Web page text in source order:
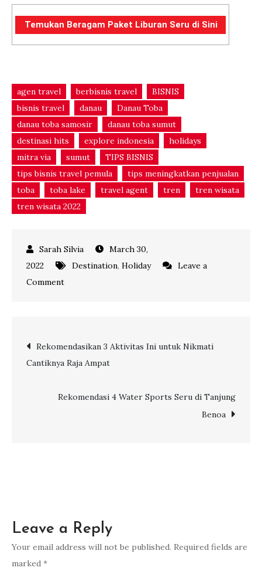
Temukan Beragam Paket Liburan Seru di Sini
agen travel berbisnis travel
BISNIS
bisnis travel
danau
Danau Toba
danau toba samosir
danau toba sumut
destinasi hits
explore indonesia
holidays
mitra via
sumut
TIPS BISNIS
tips bisnis travel pemula
tips meningkatkan penjualan
toba
toba lake travel agent tren
tren wisata
tren wisata 2022
March 30,
2022
Destination, Holiday
Leave a
Commenton
Menikmati
Eksotisme
Toba
Post
navigation
Rekomendasikan 3 Aktivitas Ini untuk Nikmati
Cantiknya Raja Ampat
Rekomendasi 4 Water Sports Seru di Tanjung
Benoa
Leave a Reply
Your email address will not be published. Required fields are
marked *